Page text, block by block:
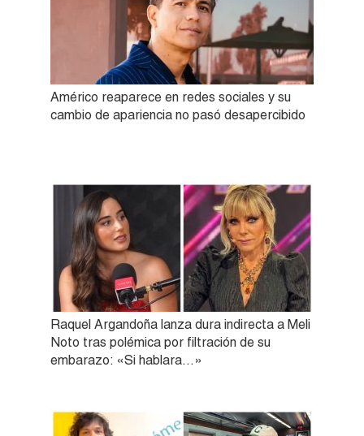
Américo reaparece en redes sociales y su
cambio de apariencia no pasó desapercibido
Raquel Argandoña lanza dura indirecta a Meli
Noto tras polémica por filtración de su
embarazo: «Si hablara…»